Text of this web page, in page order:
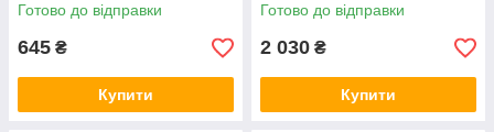
Готово до відправки
645 ₴
Купити
Готово до відправки
2 030 ₴
Купити